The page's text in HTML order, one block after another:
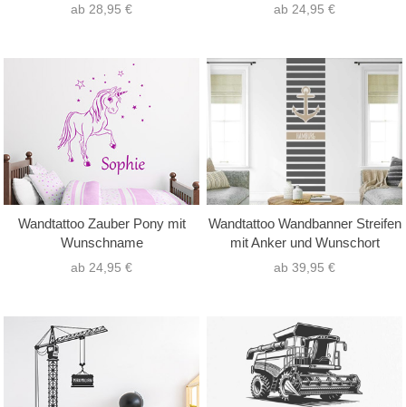
ab 28,95 € ab 24,95 €
Wandtattoo Zauber Pony mit
Wunschname
ab 24,95 €
Wandtattoo Wandbanner Streifen
mit Anker und Wunschort
ab 39,95 €